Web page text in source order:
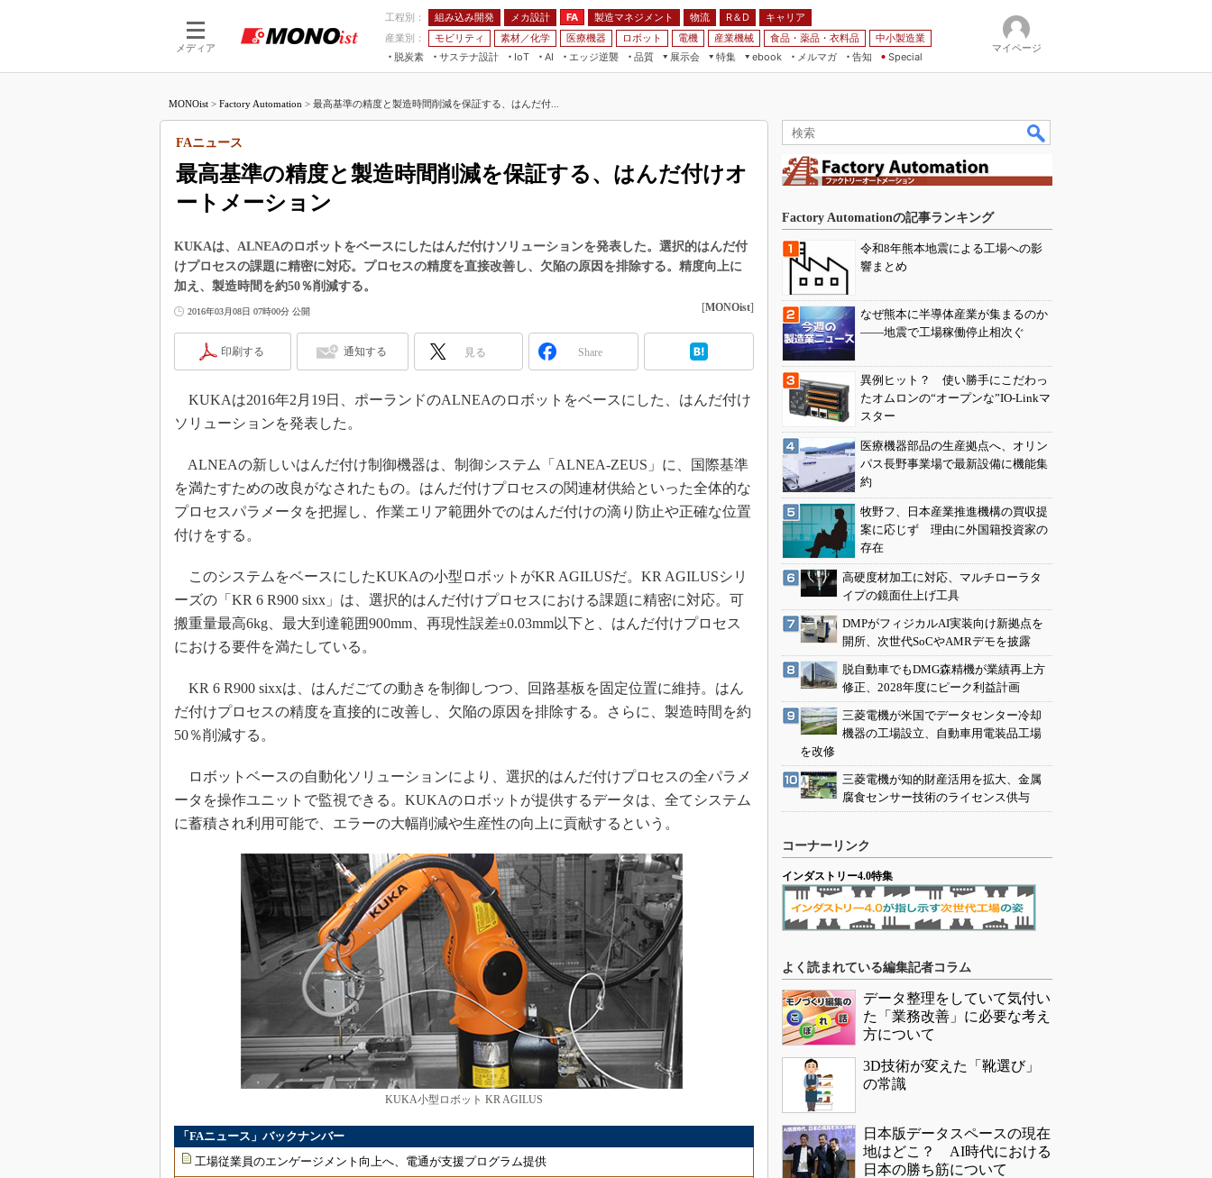
メディア
工程別： 組み込み開発 メカ設計 FA 製造マネジメント 物流 R＆D
キャリア
産業別：
モビリティ 素材／化学 医療機器 ロボット 電機 産業機械 食品・薬品・衣料品
中小製造業
脱炭素
サステナ設計
IoT
つながる工場
AI
AI×設備保全
エッジ逆襲 品質
展示会
JIMTOF
IIFES
TECHNO-FRONTIER
EdgeTech+
日本ものづくりワールド
AUTOMOTIVE WORLD
特集
つながるクルマ
VR／AR
フィールドサービス
組み込み画像技術
組み込みモデリング
ISO26262
3Dプリンタ
S＆OP
インダストリー4.0
イノベーション
メイドインジャパン
植物工場
知財マネジメント
グローバル設計・開発
制御セキュリティ
ebook
モビリティ
メルマガ
告知 Special
マイページ
MONOist > Factory Automation > 最高基準の精度と製造時間削減を保証する、はんだ付...
最高基準の精度と製造時間削減を保証する、はんだ付けオ
ートメーション
FAニュース
KUKAは、ALNEAのロボットをベースにしたはんだ付けソリューションを発表した。選択的はんだ付
けプロセスの課題に精密に対応。プロセスの精度を直接改善し、欠陥の原因を排除する。精度向上に
加え、製造時間を約50％削減する。
2016年03月08日 07時00分 公開 [MONOist]
印刷する 通知する 見る Share
KUKAは2016年2月19日、ポーランドのALNEAのロボットをベースにした、はんだ付け
ソリューションを発表した。
ALNEAの新しいはんだ付け制御機器は、制御システム「ALNEA-ZEUS」に、国際基準
を満たすための改良がなされたもの。はんだ付けプロセスの関連材供給といった全体的な
プロセスパラメータを把握し、作業エリア範囲外でのはんだ付けの滴り防止や正確な位置
付けをする。
このシステムをベースにしたKUKAの小型ロボットがKR AGILUSだ。KR AGILUSシリ
ーズの「KR 6 R900 sixx」は、選択的はんだ付けプロセスにおける課題に精密に対応。可
搬重量最高6kg、最大到達範囲900mm、再現性誤差±0.03mm以下と、はんだ付けプロセス
における要件を満たしている。
KR 6 R900 sixxは、はんだごての動きを制御しつつ、回路基板を固定位置に維持。はん
だ付けプロセスの精度を直接的に改善し、欠陥の原因を排除する。さらに、製造時間を約
50％削減する。
ロボットベースの自動化ソリューションにより、選択的はんだ付けプロセスの全パラメ
ータを操作ユニットで監視できる。KUKAのロボットが提供するデータは、全てシステム
に蓄積され利用可能で、エラーの大幅削減や生産性の向上に貢献するという。
KUKA小型ロボット KR AGILUS
「FAニュース」バックナンバー
工場従業員のエンゲージメント向上へ、電通が支援プログラム提供
Factory Automationの記事ランキング
令和8年熊本地震による工場への影
響まとめ
なぜ熊本に半導体産業が集まるのか
――地震で工場稼働停止相次ぐ
異例ヒット？ 使い勝手にこだわっ
たオムロンの“オープンな”IO-Linkマ
スター
医療機器部品の生産拠点へ、オリン
パス長野事業場で最新設備に機能集
約
牧野フ、日本産業推進機構の買収提
案に応じず 理由に外国籍投資家の
存在
高硬度材加工に対応、マルチローラタ
イプの鏡面仕上げ工具
DMPがフィジカルAI実装向け新拠点を
開所、次世代SoCやAMRデモを披露
脱自動車でもDMG森精機が業績再上方
修正、2028年度にピーク利益計画
三菱電機が米国でデータセンター冷却
機器の工場設立、自動車用電装品工場
を改修
三菱電機が知的財産活用を拡大、金属
腐食センサー技術のライセンス供与
コーナーリンク
インダストリー4.0特集
よく読まれている編集記者コラム
データ整理をしていて気付い
た「業務改善」に必要な考え
方について
3D技術が変えた「靴選び」
の常識
日本版データスペースの現在
地はどこ？ AI時代における
日本の勝ち筋について